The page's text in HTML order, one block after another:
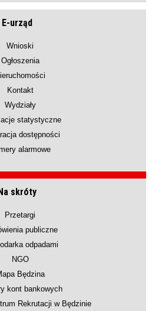
E-urząd
Wnioski
Ogłoszenia
Kontakt
Wydziały
statystyczne
dostępności
alarmowe
Na skróty
Przetargi
publiczne
odpadami
NGO
Będzina
kont bankowych
Rekrutacji w Będzinie